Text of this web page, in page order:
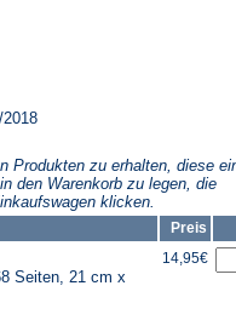
2018
Produkten zu erhalten, diese
den Warenkorb zu legen, die
klicken.
Preis
Seiten, 21 cm x
14,95€